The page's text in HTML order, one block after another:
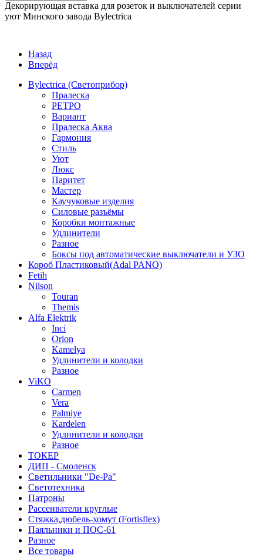
Декорирующая вставка для розеток и выключателей серии
уют Минского завода Bylectrica
Назад
Вперёд
Bylectrica (Светоприбор)
Пралеска
РЕТРО
Вариант
Пралеска Аква
Гармония
Стиль
Уют
Люкс
Паритет
Мастер
Каучуковые изделия
Силовые разъёмы
Коробки монтажные
Удлинители
Разное
Боксы под автоматические выключатели и УЗО
Короб Пластиковый(Adal PANO)
Fetih
Nilson
Touran
Themis
Alfa Elektrik
Inci
Orion
Kamelya
Удлинители и колодки
Разное
ViKO
Carmen
Vera
Palmiye
Kardelen
Удлинители и колодки
Разное
ТОКЕР
ДИП - Смоленск
Светильники "De-Pa"
Светотехника
Патроны
Рассеиватели круглые
Стяжка,дюбель-хомут (Fortisflex)
Паяльники и ПОС-61
Разное
Все товары